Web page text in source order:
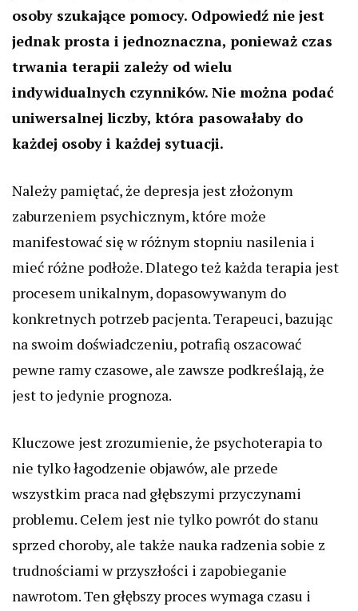
osoby szukające pomocy. Odpowiedź nie jest
jednak prosta i jednoznaczna, ponieważ czas
trwania terapii zależy od wielu
indywidualnych czynników. Nie można podać
uniwersalnej liczby, która pasowałaby do
każdej osoby i każdej sytuacji.
Należy pamiętać, że depresja jest złożonym
zaburzeniem psychicznym, które może
manifestować się w różnym stopniu nasilenia i
mieć różne podłoże. Dlatego też każda terapia jest
procesem unikalnym, dopasowywanym do
konkretnych potrzeb pacjenta. Terapeuci, bazując
na swoim doświadczeniu, potrafią oszacować
pewne ramy czasowe, ale zawsze podkreślają, że
jest to jedynie prognoza.
Kluczowe jest zrozumienie, że psychoterapia to
nie tylko łagodzenie objawów, ale przede
wszystkim praca nad głębszymi przyczynami
problemu. Celem jest nie tylko powrót do stanu
sprzed choroby, ale także nauka radzenia sobie z
trudnościami w przyszłości i zapobieganie
nawrotom. Ten głębszy proces wymaga czasu i